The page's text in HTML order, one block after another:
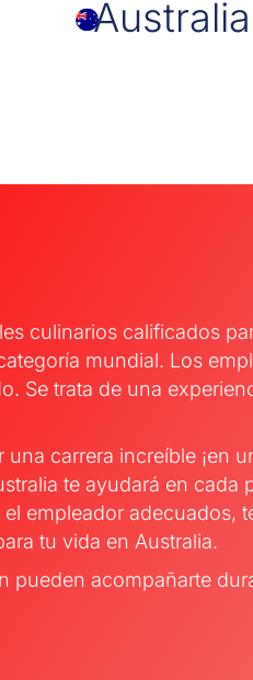
Australia
culinarios calificados
mundial. Los
Se trata de una
carrera increíble ¡en
te ayudará en cada
empleador adecuados,
tu vida en Australia.
pueden acompañarte